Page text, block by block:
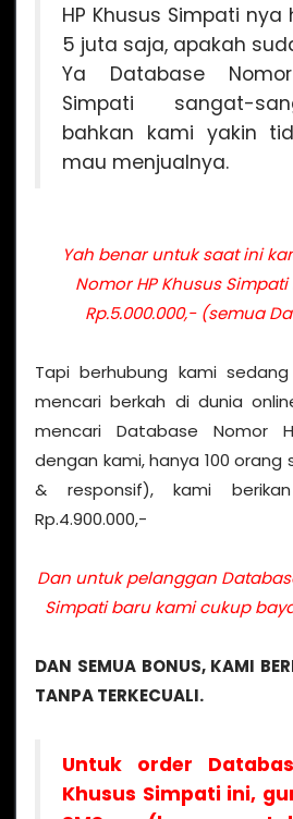
HP Khusus Simpati
5 juta saja, apakah
Ya Database
Simpati sangat-
bahkan kami yakin
mau menjualnya.
Yah benar untuk saat ini
Nomor HP Khusus
Rp.5.000.000,- (semua
Tapi berhubung kami
mencari berkah di dunia
mencari Database Nomor
dengan kami, hanya 100
& responsif), kami
Rp.4.900.000,-
Dan untuk pelanggan
Simpati baru kami cukup
DAN SEMUA BONUS, KAMI
TANPA TERKECUALI.
Untuk order
Khusus Simpati ini,